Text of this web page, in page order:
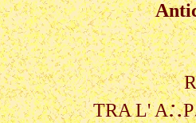
TRA L' A:.P